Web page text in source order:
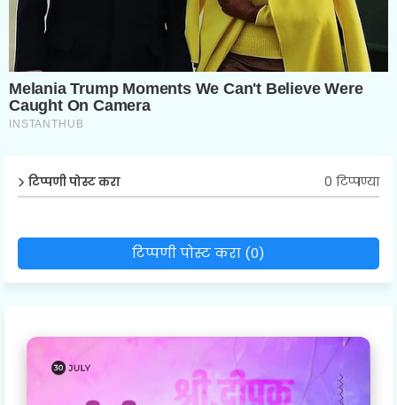
टिप्पणी पोस्ट करा 0 टिप्पण्या
टिप्पणी पोस्ट करा (0)